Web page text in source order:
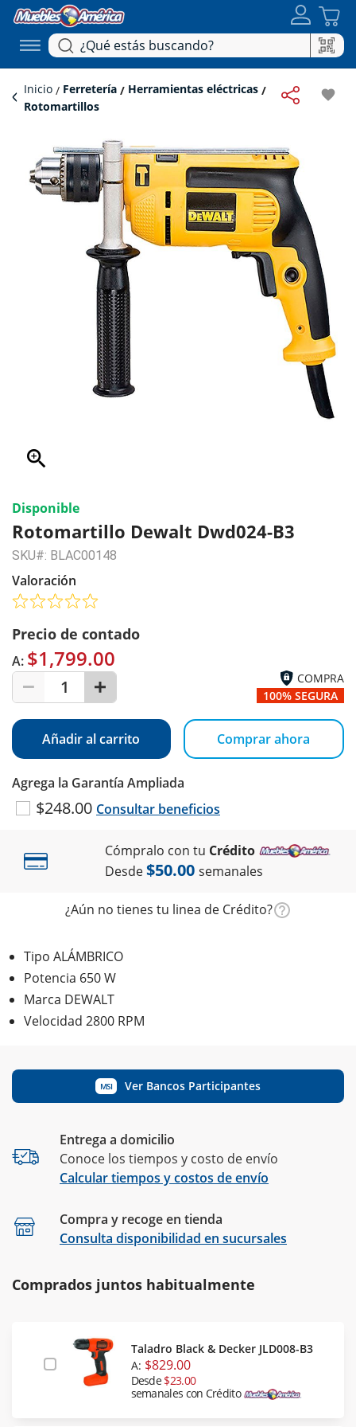
Inicio Ferretería
Herramientas eléctricas
Rotomartillos
favorite
zoom_in
Disponible
Rotomartillo Dewalt Dwd024-B3
SKU#: BLAC00148
Valoración
Precio de contado
A: $1,799.00
1
COMPRA
100% SEGURA
Añadir al carrito Comprar ahora
Agrega la Garantía Ampliada
$248.00 Consultar beneficios
Cómpralo con tu Crédito
Desde$50.00 semanales
¿Aún no tienes tu linea de Crédito?
Tipo ALÁMBRICO
Potencia 650 W
Marca DEWALT
Velocidad 2800 RPM
MSI Ver Bancos Participantes
Entrega a domicilio
Conoce los tiempos y costo de envío
Calcular tiempos y costos de envío
Compra y recoge en tienda
Consulta disponibilidad en sucursales
Comprados juntos habitualmente
Taladro Black & Decker JLD008-B3
A: $829.00
Desde$23.00
semanales con Crédito